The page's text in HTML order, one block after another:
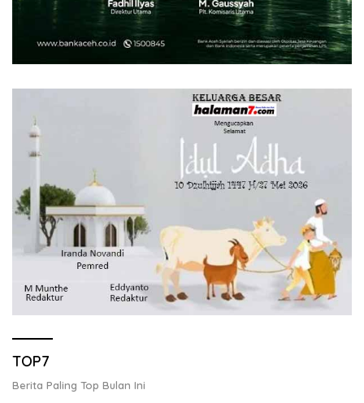
TOP7
Berita Paling Top Bulan Ini